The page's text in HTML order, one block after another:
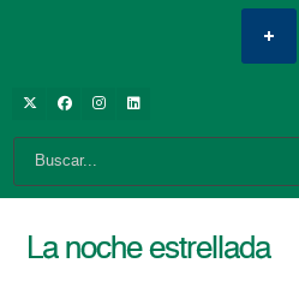
La noche estrellada